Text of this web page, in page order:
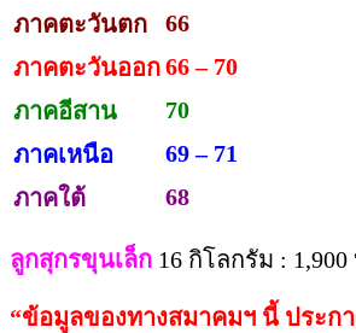
ภาคตะวันตก
66
ภาคตะวันออก66 – 70
ภาคอีสาน
70
ภาคเหนือ
69 – 71
ภาคใต้
68
ลูกสุกรขุนเล็ก 16 กิโลกรัม :
“ข้อมูลของทางสมาคมฯ นี้ ประก